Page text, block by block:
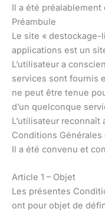
Il a été
Préambule
Le site « destockage-
applications est un
L’utilisateur a
services sont fournis
ne peut être tenue
d’un quelconque
L’utilisateur
Conditions Générales
Il a été convenu et
Article 1 – Objet
Les présentes
ont pour objet de